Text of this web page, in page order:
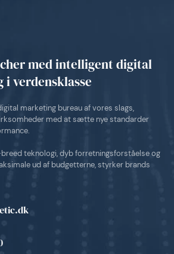
med intelligent digital
verdensklasse
marketing bureau af vores slags,
med at sætte nye standarder
teknologi, dyb forretningsforståelse og
ud af budgetterne, styrker brands